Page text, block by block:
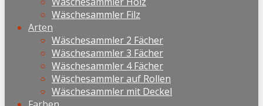
Wäschesammler Filz
Arten
Wäschesammler 2 Fächer
Wäschesammler 3 Fächer
Wäschesammler 4 Fächer
Wäschesammler auf Rollen
Wäschesammler mit Deckel